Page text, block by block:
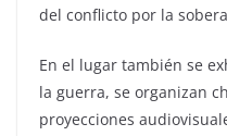
del conflicto por la
En el lugar también se
la guerra, se organizan
proyecciones